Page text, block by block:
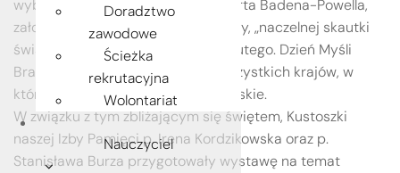
wybrano rocznicę urodzin sir Roberta Badena-Powella,
założyciela skautingu, oraz jego żony, „naczelnej skautki
świata”, Olave Baden-Powell – 22 lutego. Dzień Myśli
Braterskiej obchodzą skauci ze wszystkich krajów, w
których istnieją organizacje harcerskie.
W związku z tym zbliżającym się świętem, Kustoszki
naszej Izby Pamięci p. Irena Kordzikowska oraz p.
Stanisława Burza przygotowały wystawę na temat
Doradztwo
zawodowe
Ścieżka
rekrutacyjna
Wolontariat
Nauczyciel